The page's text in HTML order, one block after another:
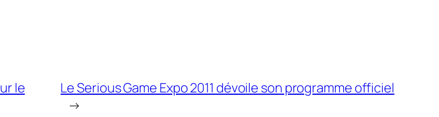
le
Le Serious Game Expo 2011 dévoile son programme officiel
→